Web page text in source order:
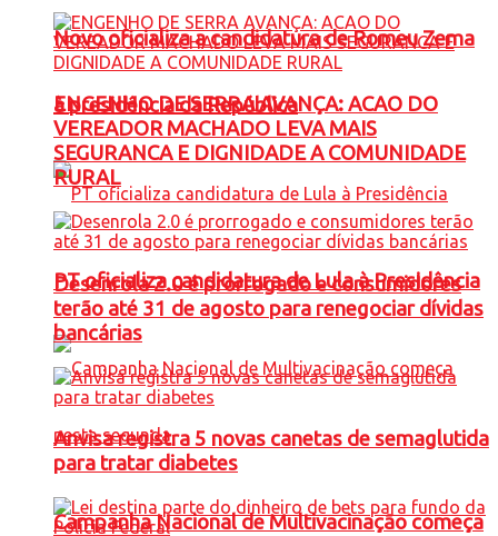
Novo oficializa a candidatura de Romeu Zema
à presidência da República
PT oficializa candidatura de Lula à Presidência
Campanha Nacional de Multivacinação começa
ENGENHO DE SERRA AVANÇA: ACAO DO
VEREADOR MACHADO LEVA MAIS
SEGURANCA E DIGNIDADE A COMUNIDADE
RURAL
Desenrola 2.0 é prorrogado e consumidores
terão até 31 de agosto para renegociar dívidas
bancárias
Anvisa registra 5 novas canetas de semaglutida
para tratar diabetes